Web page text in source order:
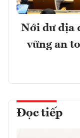
Nới dư địa
vững an
Đọc tiếp